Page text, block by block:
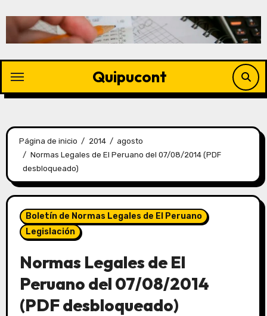
Quipucont
Página de inicio 2014
agosto
Normas Legales de El Peruano del 07/08/2014 (PDF
desbloqueado)
Boletín de Normas Legales de El Peruano
Legislación
Normas Legales de El
Peruano del 07/08/2014
(PDF desbloqueado)